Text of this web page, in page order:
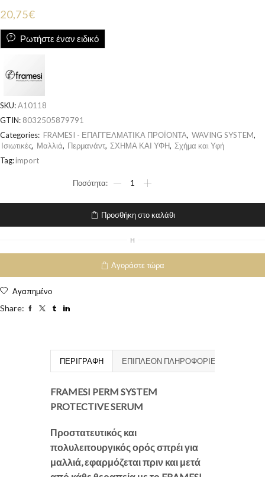
20,75€
Ρωτήστε έναν ειδικό
SKU:A10118
GTIN: 8032505879791
Categories: FRAMESI - ΕΠΑΓΓΕΛΜΑΤΙΚΑ ΠΡΟΪΟΝΤΑ, WAVING SYSTEM,
Ισιωτικές, Μαλλιά, Περμανάντ, ΣΧΗΜΑ ΚΑΙ ΥΦΗ, Σχήμα και Υφή
Tag:import
Προσθήκη στο καλάθι
H
Αγοράστε τώρα
Αγαπημένο
Share:
ΠΕΡΙΓΡΑΦΉ ΕΠΙΠΛΈΟΝ ΠΛΗΡΟΦΟΡΊΕΣ
FRAMESI PERM SYSTEM
PROTECTIVE SERUM
Προστατευτικός και
πολυλειτουργικός ορός σπρέι για
μαλλιά, εφαρμόζεται πριν και μετά